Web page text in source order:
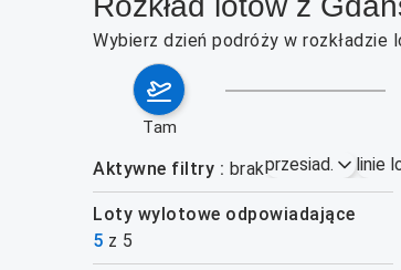
Wybierz dzień podróży w rozkładzie
tam
Aktywne filtry brakprzesiad. linie
Loty wylotowe odpowiadające
5 z 5